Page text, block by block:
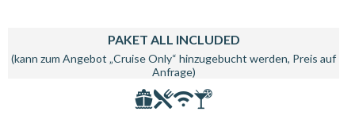
PAKET ALL INCLUDED
(kann zum Angebot „Cruise Only“ hinzugebucht werden, Preis auf
Anfrage)